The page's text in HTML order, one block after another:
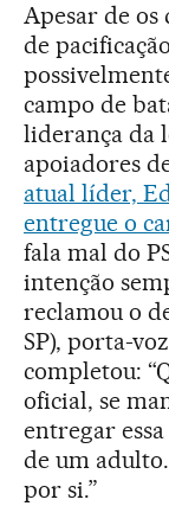
Apesar de os
de
campo de
liderança da
apoiadores
atual líder,
entregue o
fala mal do
intenção
reclamou o
SP), porta-
completou:
oficial, se
entregar
de um
por si.”